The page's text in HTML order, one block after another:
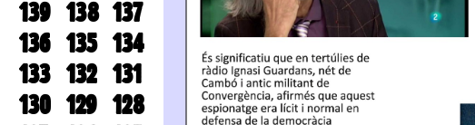
139 138 137
136 135 134
133 132 131
130 129 128